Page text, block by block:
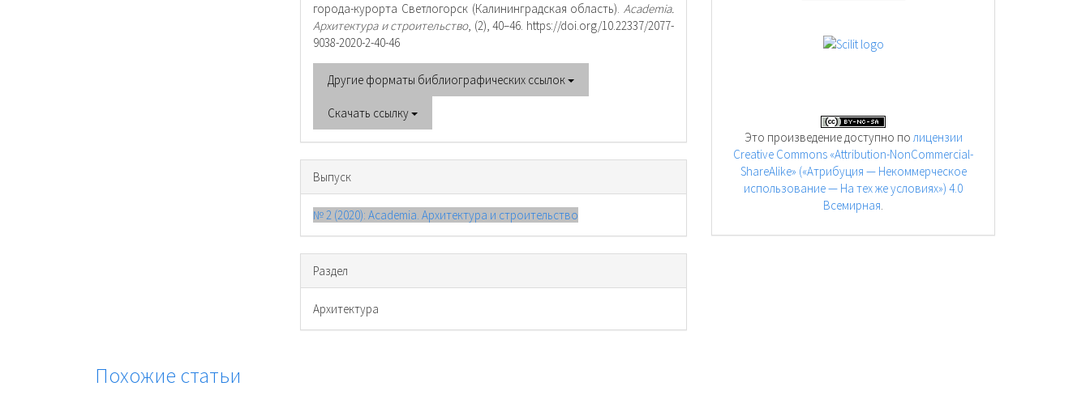
города-курорта Светлогорск (Калининградская область). Academia.
Архитектура и строительство, (2), 40–46. https://doi.org/10.22337/2077-
9038-2020-2-40-46
Другие форматы библиографических ссылок
Скачать ссылку
Выпуск
№ 2 (2020): Academia. Архитектура и строительство
Раздел
Архитектура
Похожие статьи
Это произведение доступно полицензии
Creative Commons «Attribution-NonCommercial-
ShareAlike» («Атрибуция — Некоммерческое
использование — На тех же условиях») 4.0
Всемирная.